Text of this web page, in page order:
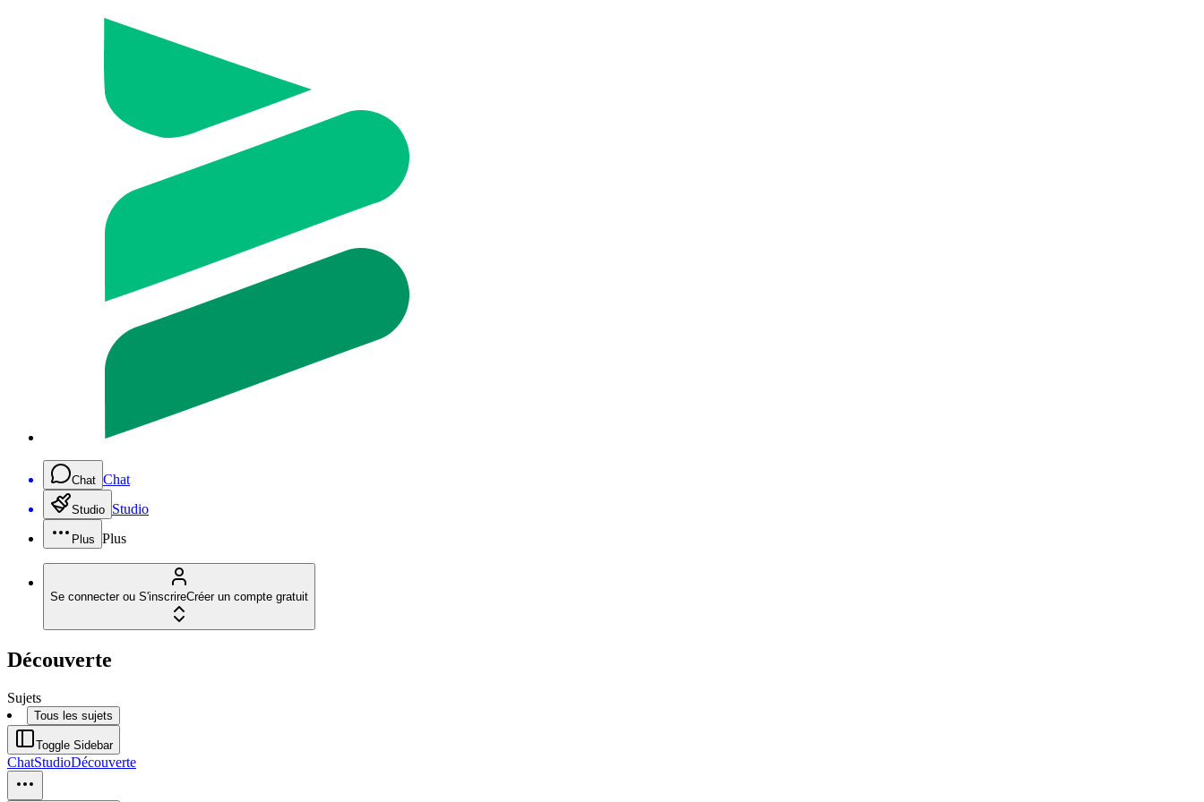
Chat Chat
Studio Studio
Plus Plus
Se connecter ou S'inscrireCréer un compte gratuit
Découverte
Sujets
Tous les sujets
Toggle Sidebar
ChatStudioDécouverte